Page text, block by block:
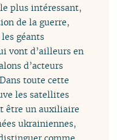
plus intéressant,
de la guerre,
géants
vont d’ailleurs en
d’acteurs
toute cette
les satellites
être un auxiliaire
ukrainiennes,